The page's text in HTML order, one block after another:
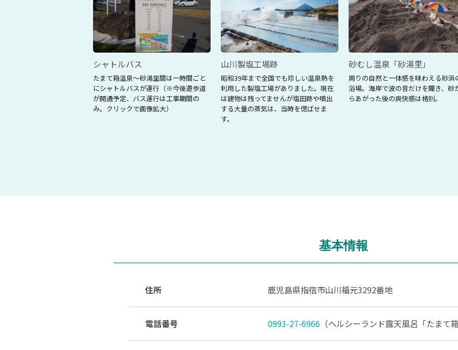
シャトルバス
たまて箱温泉～砂湯里間は一時間ごと
にシャトルバスが運行（※今後遊歩道
が開通予定、バス運行は工事期間の
み。クリックで画像拡大）
山川製塩工場跡
昭和39年まで全国でも珍しい温泉熱を
利用した製塩工場がありました。現在
は建物は残ってませんが塩田跡や噴出
する大量の蒸気は、当時を偲ばせま
す。
砂むし温泉「砂湯里」
周りの自然と一体感を味わえる砂浜
浴場。海岸で波の音だけを聞き、砂
らあがった後の爽快感は格別。
基本情報
住所 鹿児島県指宿市山川福元3292番地
電話番号 0993-27-6966 （ヘルシーランド露天風呂「たまて